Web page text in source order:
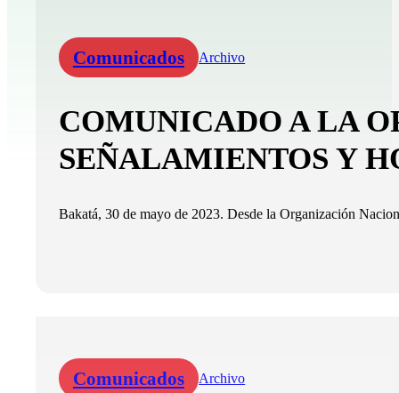
Comunicados Archivo
COMUNICADO A LA
SEÑALAMIENTOS Y
Bakatá, 30 de mayo de 2023. Desde la Organización
Comunicados Archivo